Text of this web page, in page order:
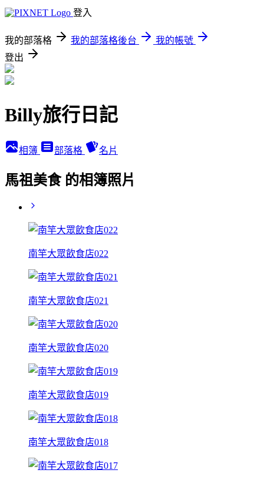
登入
我的部落格 我的部落格後台
我的帳號
登出
Billy旅行日記
相簿 部落格 名片
馬祖美食 的相簿照片
南竿大眾飲食店022
南竿大眾飲食店021
南竿大眾飲食店020
南竿大眾飲食店019
南竿大眾飲食店018